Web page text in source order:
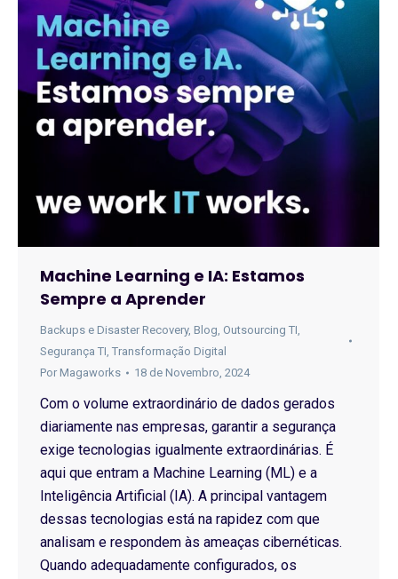
Machine Learning e IA: Estamos
Sempre a Aprender
Backups e Disaster Recovery, Blog, Outsourcing TI,
Segurança TI, Transformação Digital
Por Magaworks 18 de Novembro, 2024
Com o volume extraordinário de dados gerados
diariamente nas empresas, garantir a segurança
exige tecnologias igualmente extraordinárias. É
aqui que entram a Machine Learning (ML) e a
Inteligência Artificial (IA). A principal vantagem
dessas tecnologias está na rapidez com que
analisam e respondem às ameaças cibernéticas.
Quando adequadamente configurados, os